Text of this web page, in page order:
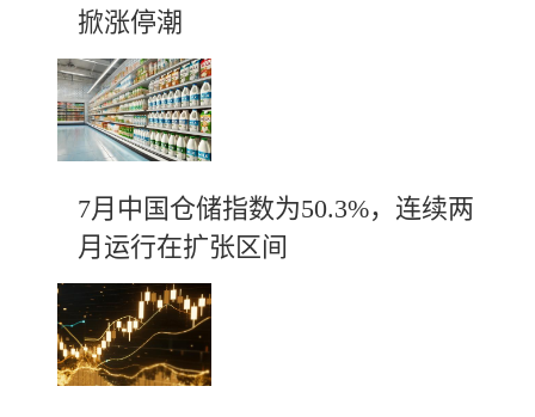
掀涨停潮
7月中国仓储指数为50.3%，连续两
月运行在扩张区间